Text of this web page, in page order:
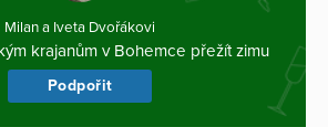
Milan a Iveta Dvořákovi
krajanům v Bohemce přežít zimu
Podpořit